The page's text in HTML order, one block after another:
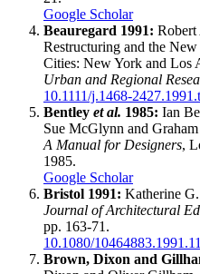
Google Scholar
Beauregard 1991: Robert
Restructuring and the
Cities: New York and Los
Urban and Regional
10.1111/j.1468-
Bentley et al. 1985: Ian
Sue McGlynn and
A Manual for Designers,
1985.
Google Scholar
Bristol 1991: Katherine
Journal of Architectural
pp. 163-71.
10.1080/
Brown, Dixon and